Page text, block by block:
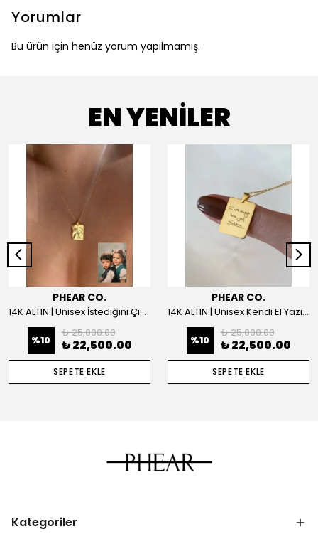
Yorumlar
Bu ürün için henüz yorum yapılmamış.
EN YENİLER
PHEAR CO.
14K ALTIN | Unisex İstediğini Çizdir Kolye
%10
₺ 25,000.00
₺ 22,500.00
SEPETE EKLE
PHEAR CO.
14K ALTIN | Unisex Kendi El Yazın ile İstediğini Yazdır Plaka Kolye
%10
₺ 25,000.00
₺ 22,500.00
SEPETE EKLE
Kategoriler